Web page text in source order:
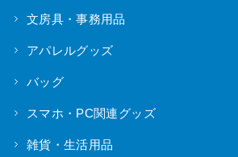
文房具・事務用品
アパレルグッズ
バッグ
スマホ・PC関連グッズ
雑貨・生活用品